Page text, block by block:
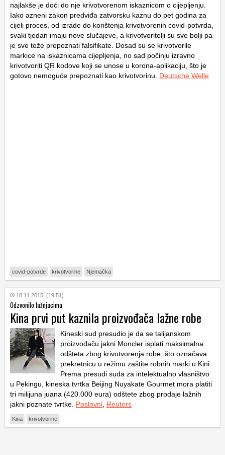
najlakše je doći do nje krivotvorenom iskaznicom o cijepljenju.
Iako azneni zakon predviđa zatvorsku kaznu do pet godina za
cijeli proces, od izrade do korištenja krivotvorenih covid-potvrda,
svaki tjedan imaju nove slučajeve, a krivotvoritelji su sve bolji pa
je sve teže prepoznati falsifikate. Dosad su se krivotvorile
markice na iskaznicama cijepljenja, no sad počinju izravno
krivotvoriti QR kodove koji se unose u korona-aplikaciju, što je
gotovo nemoguće prepoznati kao krivotvorinu. Deutsche Welle
covid-potvrde krivotvorine Njemačka
18.11.2015. (19:51)
Odzvonilo lažnjacima
Kina prvi put kaznila proizvođača lažne robe
Kineski sud presudio je da se talijanskom
proizvođaču jakni Moncler isplati maksimalna
odšteta zbog krivotvorenja robe, što označava
prekretnicu u režimu zaštite robnih marki u Kini.
Prema presudi suda za intelektualno vlasništvo
u Pekingu, kineska tvrtka Beijing Nuyakate Gourmet mora platiti
tri milijuna juana (420.000 eura) odštete zbog prodaje lažnih
jakni poznate tvrtke. Poslovni Reuters
Kina krivotvorine